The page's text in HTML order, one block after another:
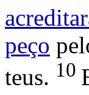
peço
teus. 10